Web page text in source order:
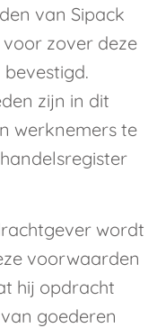
van Sipack
voor zover deze
zijn in dit
werknemers te
wordt
voorwaarden
hij opdracht
goederen